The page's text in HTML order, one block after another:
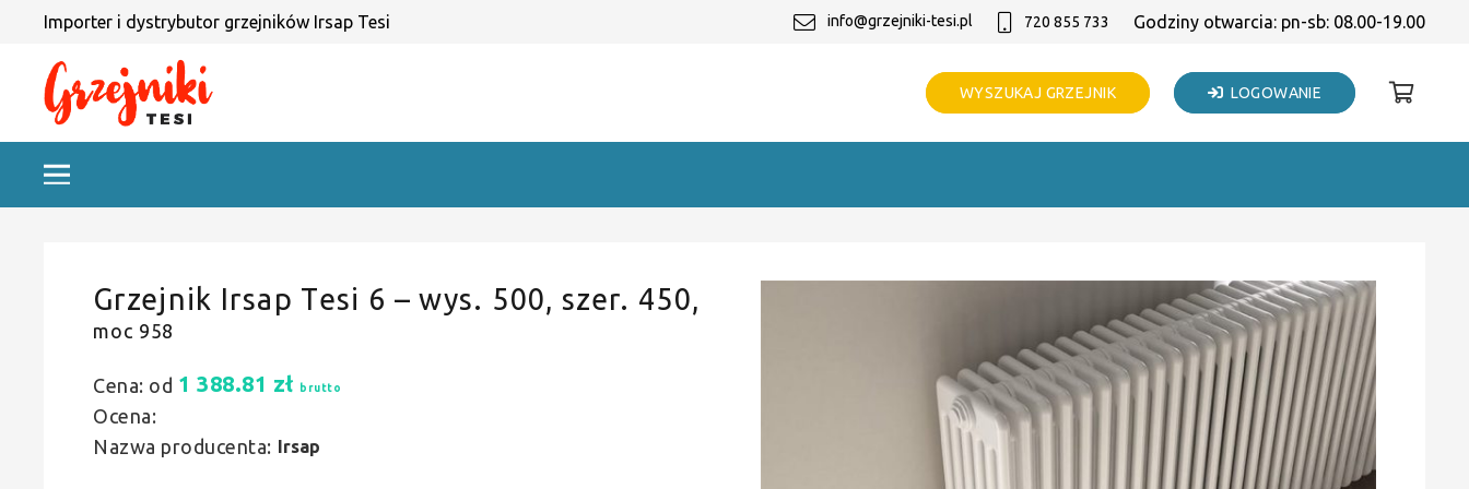
Importer i dystrybutor grzejników Irsap Tesi info@grzejniki-tesi.pl 720 855 733 Godziny otwarcia: pn-sb: 08.00-19.00
WYSZUKAJ GRZEJNIK LOGOWANIE
Grzejnik Irsap Tesi 6 – wys. 500, szer. 450,
moc 958
Cena: od 1 388.81 zł brutto
Ocena:
Nazwa producenta: Irsap